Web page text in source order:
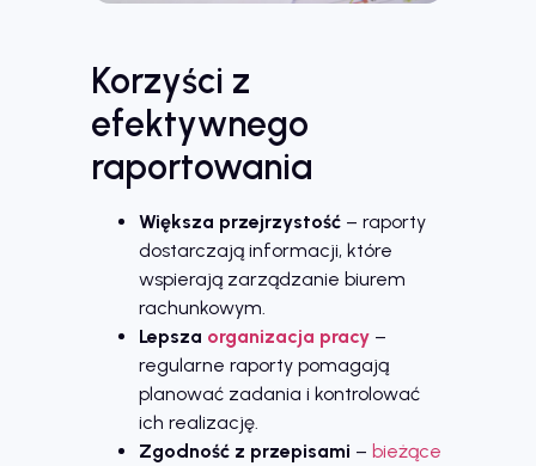
Korzyści z
efektywnego
raportowania
Większa przejrzystość – raporty
dostarczają informacji, które
wspierają zarządzanie biurem
rachunkowym.
Lepsza organizacja pracy –
regularne raporty pomagają
planować zadania i kontrolować
ich realizację.
Zgodność z przepisami – bieżące